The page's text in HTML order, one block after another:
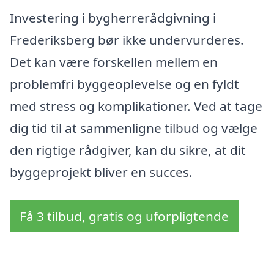
Investering i bygherrerådgivning i
Frederiksberg bør ikke undervurderes.
Det kan være forskellen mellem en
problemfri byggeoplevelse og en fyldt
med stress og komplikationer. Ved at tage
dig tid til at sammenligne tilbud og vælge
den rigtige rådgiver, kan du sikre, at dit
byggeprojekt bliver en succes.
Få 3 tilbud, gratis og uforpligtende